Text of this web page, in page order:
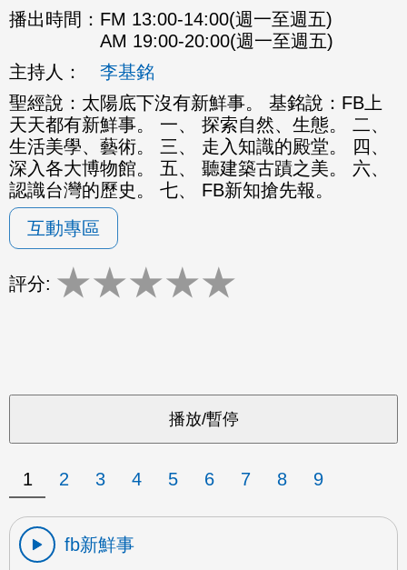
播出時間： FM 13:00-14:00(週一至週五)
AM 19:00-20:00(週一至週五)
主持人：
李基銘
聖經說：太陽底下沒有新鮮事。 基銘說：FB上
天天都有新鮮事。 一、 探索自然、生態。 二、
生活美學、藝術。 三、 走入知識的殿堂。 四、
深入各大博物館。 五、 聽建築古蹟之美。 六、
認識台灣的歷史。 七、 FB新知搶先報。
互動專區
評分: ★★★★★
1 2 3 4 5 6 7 8 9
fb新鮮事